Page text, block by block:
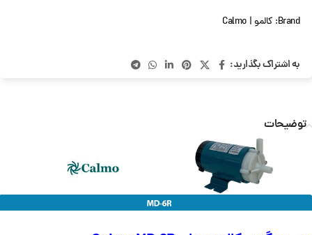
Brand: کالمو | Calmo
به اشتراک بگذارید:
توضیحات